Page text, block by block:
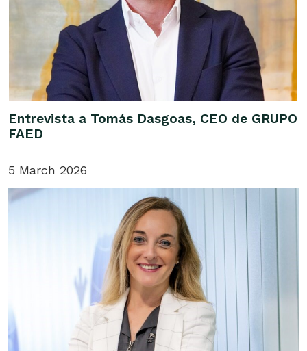
Entrevista a Tomás Dasgoas, CEO de GRUPO
FAED
5 March 2026